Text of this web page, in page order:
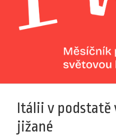
Itálii v podstatě
jižané